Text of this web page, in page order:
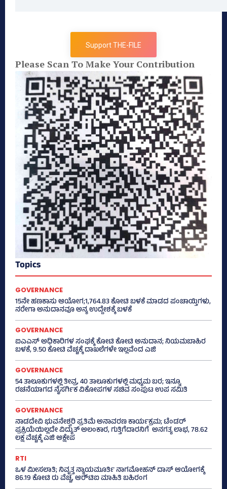
Support THE-FILE
Please Scan To Make Your Contribution
Topics
GOVERNANCE
15ನೇ ಹಣಕಾಸು ಆಯೋಗ;1,764.83 ಕೋಟಿ ಬಳಕೆ ಮಾಡದ ಪಂಚಾಯ್ತಿಗಳು,
ನರೇಗಾ ಅನುದಾನವೂ ಅನ್ಯ ಉದ್ದೇಶಕ್ಕೆ ಬಳಕೆ
GOVERNANCE
ಐಎಎಸ್‌ ಅಧಿಕಾರಿಗಳ ಸಂಘಕ್ಕೆ ಕೋಟಿ ಕೋಟಿ ಅನುದಾನ; ನಿಯಮಬಾಹಿರ
ಬಳಕೆ, 9.50 ಕೋಟಿ ವೆಚ್ಚಕ್ಕೆ ದಾಖಲೆಗಳೇ ಇಲ್ಲವೆಂದ ಎಜಿ
GOVERNANCE
54 ತಾಲೂಕುಗಳಲ್ಲಿ ತೀವ್ರ, 40 ತಾಲೂಕುಗಳಲ್ಲಿ ಮಧ್ಯಮ ಬರ; ಇನ್ನೂ
ರಚನೆಯಾಗದ ನೈಸರ್ಗಿಕ ವಿಕೋಪಗಳ ಸಚಿವ ಸಂಪುಟ ಉಪ ಸಮಿತಿ
GOVERNANCE
ನಾಡದೇವಿ ಭುವನೇಶ್ವರಿ ಪ್ರತಿಮೆ ಅನಾವರಣ ಕಾರ್ಯಕ್ರಮ; ಟೆಂಡರ್
ಪ್ರಕ್ರಿಯೆಯಿಲ್ಲದೇ ವಿದ್ಯುತ್‌ ಅಲಂಕಾರ, ಗುತ್ತಿಗೆದಾರನಿಗೆ ಅನಗತ್ಯ ಲಾಭ, 78.62
ಲಕ್ಷ ವೆಚ್ಚಕ್ಕೆ ಎಜಿ ಆಕ್ಷೇಪ
RTI
ಒಳ ಮೀಸಲಾತಿ; ನಿವೃತ್ತ ನ್ಯಾಯಮೂರ್ತಿ ನಾಗಮೋಹನ್ ದಾಸ್ ಆಯೋಗಕ್ಕೆ
86.19 ಕೋಟಿ ರು ವೆಚ್ಚ, ಆರ್‍‌ಟಿಐ ಮಾಹಿತಿ ಬಹಿರಂಗ